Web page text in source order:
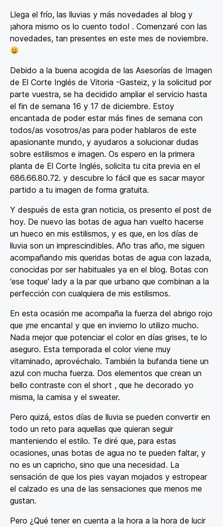
Llega el frío, las lluvias y más novedades al blog y
¡ahora mismo os lo cuento todo! . Comenzaré con las
novedades, tan presentes en este mes de noviembre.
Debido a la buena acogida de las Asesorías de Imagen
de El Corte Inglés de Vitoria -Gasteiz, y la solicitud por
parte vuestra, se ha decidido ampliar el servicio hasta
el fin de semana 16 y 17 de diciembre. Estoy
encantada de poder estar más fines de semana con
todos/as vosotros/as para poder hablaros de este
apasionante mundo, y ayudaros a solucionar dudas
sobre estilismos e imagen. Os espero en la primera
planta de El Corte Inglés, solicita tu cita previa en el
686.66.80.72. y descubre lo fácil que es sacar mayor
partido a tu imagen de forma gratuita.
Y después de esta gran noticia, os presento el post de
hoy. De nuevo las botas de agua han vuelto hacerse
un hueco en mis estilismos, y es que, en los días de
lluvia son un imprescindibles. Año tras año, me siguen
acompañando mis queridas botas de agua con lazada,
conocidas por ser habituales ya en el blog. Botas con
‘ese toque’ lady a la par que urbano que combinan a la
perfección con cualquiera de mis estilismos.
En esta ocasión me acompaña la fuerza del abrigo rojo
que ¡me encanta! y que en invierno lo utilizo mucho.
Nada mejor que potenciar el color en días grises, te lo
aseguro. Esta temporada el color viene muy
vitaminado, aprovéchalo. También la bufanda tiene un
azul con mucha fuerza. Dos elementos que crean un
bello contraste con el short , que he decorado yo
misma, la camisa y el sweater.
Pero quizá, estos días de lluvia se pueden convertir en
todo un reto para aquellas que quieran seguir
manteniendo el estilo. Te diré que, para estas
ocasiones, unas botas de agua no te pueden faltar, y
no es un capricho, sino que una necesidad. La
sensación de que los pies vayan mojados y estropear
el calzado es una de las sensaciones que menos me
gustan.
Pero ¿Qué tener en cuenta a la hora a la hora de lucir